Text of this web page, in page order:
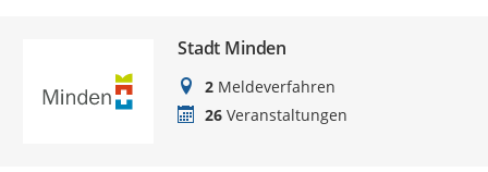
Stadt Minden
2 Meldeverfahren
26 Veranstaltungen